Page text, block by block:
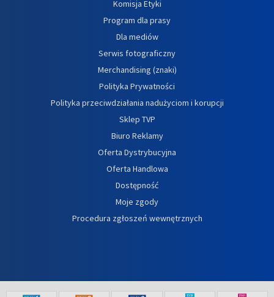
Komisja Etyki
Program dla prasy
Dla mediów
Serwis fotograficzny
Merchandising (znaki)
Polityka Prywatności
Polityka przeciwdziałania nadużyciom i korupcji
Sklep TVP
Biuro Reklamy
Oferta Dystrybucyjna
Oferta Handlowa
Dostępność
Moje zgody
Procedura zgłoszeń wewnętrznych